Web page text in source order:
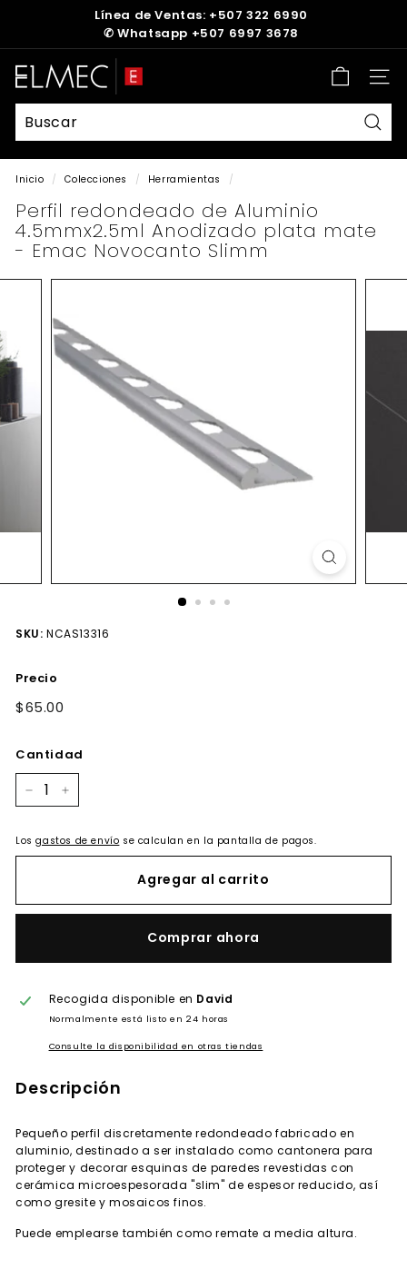
diapositivas
pausa
Línea de Ventas: +507 322 6990
✆ Whatsapp +507 6997 3678
E
L
M
E
C
Inicio / Colecciones / Herramientas /
Perfil redondeado de Aluminio
4.5mmx2.5ml Anodizado plata mate
- Emac Novocanto Slimm
SKU: NCAS13316
Precio
Precio
$65.00
Cantidad
Losgastos de envío se calculan en la pantalla de pagos.
Agregar al carrito
Comprar ahora
Recogida disponible en David
Normalmente está listo en 24 horas
Consulte la disponibilidad en otras tiendas
Descripción
Pequeño perfil discretamente redondeado fabricado en
aluminio, destinado a ser instalado como cantonera para
proteger y decorar esquinas de paredes revestidas con
cerámica microespesorada "slim" de espesor reducido, así
como gresite y mosaicos finos.
Puede emplearse también como remate a media altura.